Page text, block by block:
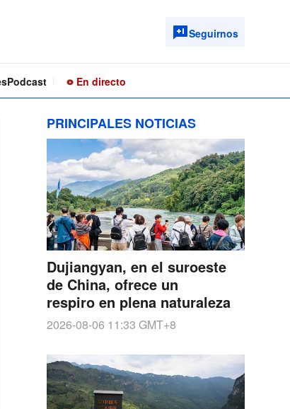
Seguirnos
Podcast En directo
PRINCIPALES NOTICIAS
Dujiangyan, en el suroeste
de China, ofrece un
respiro en plena naturaleza
2026-08-06 11:33 GMT+8